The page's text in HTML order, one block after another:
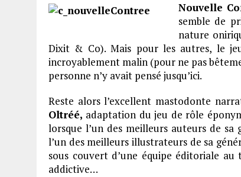
Nouvelle
semble de
nature
Dixit & Co). Mais pour les autres, le
incroyablement malin (pour ne pas
personne n’y avait pensé jusqu’ici.
Reste alors l’excellent mastodonte
Oltréé, adaptation du jeu de rôle
lorsque l’un des meilleurs auteurs de sa
l’un des meilleurs illustrateurs de sa
sous couvert d’une équipe éditoriale
addictive…